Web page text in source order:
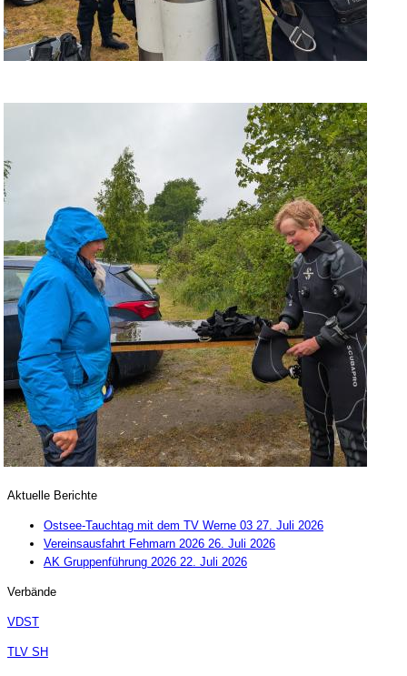
Aktuelle Berichte
Ostsee-Tauchtag mit dem TV Werne 03 27. Juli 2026
Vereinsausfahrt Fehmarn 2026 26. Juli 2026
AK Gruppenführung 2026 22. Juli 2026
Verbände
VDST
TLV SH